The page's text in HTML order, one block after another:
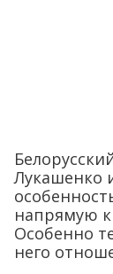
Лукашенко
напрямую к
Особенно
него